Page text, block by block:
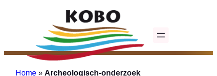
Home » Archeologisch-onderzoek